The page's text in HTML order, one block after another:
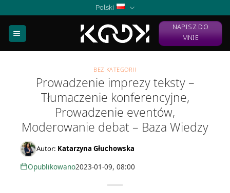
content
Polski
NAPISZ DO
MNIE
BEZ KATEGORII
Prowadzenie imprezy teksty –
Tłumaczenie konferencyjne,
Prowadzenie eventów,
Moderowanie debat – Baza Wiedzy
Autor: Katarzyna Głuchowska
Opublikowano2023-01-09, 08:00